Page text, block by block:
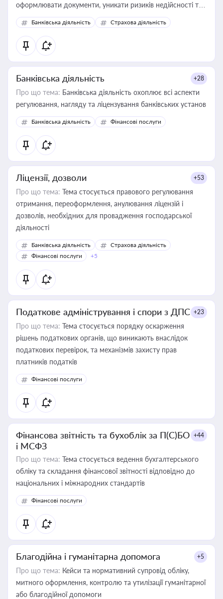
оформлювати документи, уникати ризиків недійсності та
забезпечувати їх належне прийняття органами влади та
контрагентами
Банківська діяльність Страхова діяльність
Банківська діяльність +28
Про що тема: Банківська діяльність охоплює всі аспекти
регулювання, нагляду та ліцензування банківських установ
Банківська діяльність Фінансові послуги
Ліцензії, дозволи +53
Про що тема: Тема стосується правового регулювання
отримання, переоформлення, анулювання ліцензій і
дозволів, необхідних для провадження господарської
діяльності
Банківська діяльність
Страхова діяльність
Фінансові послуги
+5
Податкове адміністрування і спори з ДПС +23
Про що тема: Тема стосується порядку оскарження
рішень податкових органів, що виникають внаслідок
податкових перевірок, та механізмів захисту прав
платників податків
Фінансові послуги
Фінансова звітність та бухоблік за П(С)БО
і МСФЗ
+44
Про що тема: Тема стосується ведення бухгалтерського
обліку та складання фінансової звітності відповідно до
національних і міжнародних стандартів
Фінансові послуги
Благодійна і гуманітарна допомога +5
Про що тема: Кейси та нормативний супровід обліку,
митного оформлення, контролю та утилізації гуманітарної
або благодійної допомоги